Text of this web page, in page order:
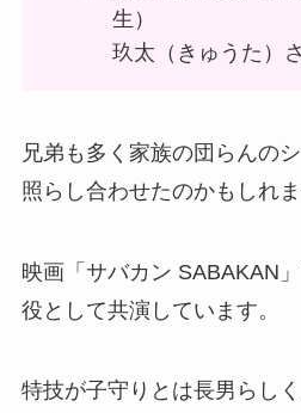
生）
玖太（きゅうた）
兄弟も多く家族の団らんの
照らし合わせたのかもしれま
映画「サバカン SABAKAN
役として共演しています。
特技が子守りとは長男らし